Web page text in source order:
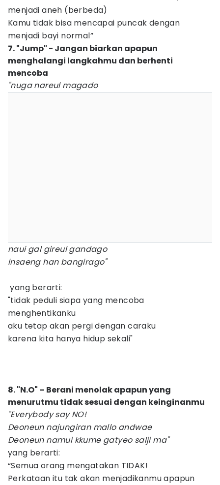
menjadi aneh (berbeda)
Kamu tidak bisa mencapai puncak dengan
menjadi bayi normal”
7. "Jump" - Jangan biarkan apapun
menghalangi langkahmu dan berhenti
mencoba
"nuga nareul magado
naui gal gireul gandago
insaeng han bangirago"
yang berarti:
"tidak peduli siapa yang mencoba
menghentikanku
aku tetap akan pergi dengan caraku
karena kita hanya hidup sekali"
8. "N.O" – Berani menolak apapun yang
menurutmu tidak sesuai dengan keinginanmu
"Everybody say NO!
Deoneun najungiran mallo andwae
Deoneun namui kkume gatyeo salji ma"
yang berarti:
“Semua orang mengatakan TIDAK!
Perkataan itu tak akan menjadikanmu apapun